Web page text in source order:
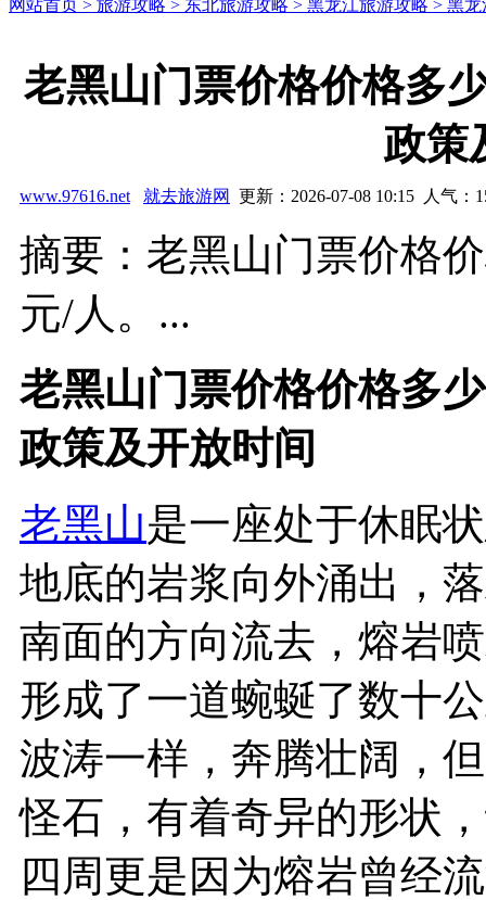
网站首页 > 旅游攻略 > 东北旅游攻略 > 黑龙江旅游攻略 > 黑龙
老黑山门票价格价格多
政策
www.97616.net 就去旅游网 更新：2026-07-08 10:15 人气：
摘要：老黑山门票价格
元/人。...
老黑山门票价格价格多
政策及开放时间
老黑山是一座处于休眠
地底的岩浆向外涌出，
南面的方向流去，熔岩
形成了一道蜿蜒了数十
波涛一样，奔腾壮阔，
怪石，有着奇异的形状
四周更是因为熔岩曾经